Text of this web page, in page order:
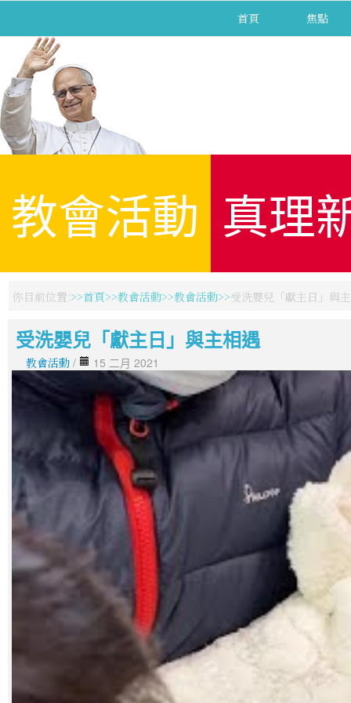
首頁 焦點
教會活動 真理
你目前位置: 首頁 教會活動 教會活動 受洗嬰兒「獻主日」與
受洗嬰兒「獻主日」與主相遇
教會活動 / 15 二月 2021